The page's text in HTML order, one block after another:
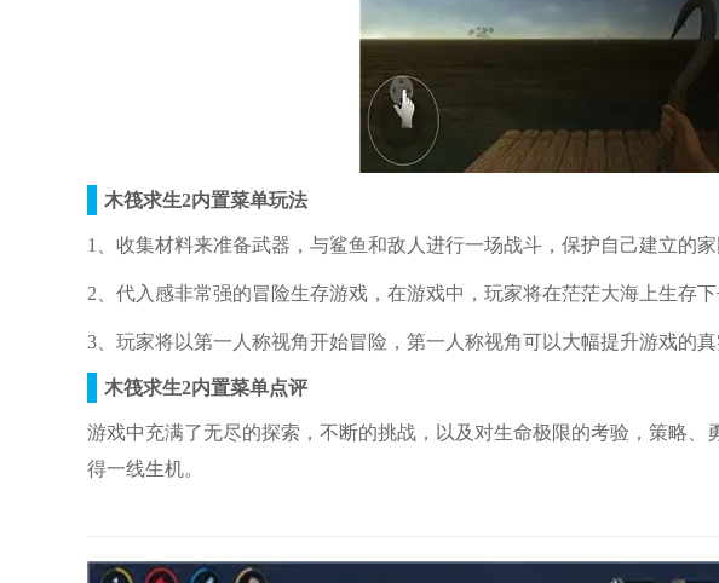
木筏求生2内置菜单玩法
1、收集材料来准备武器，与鲨鱼和敌人进行一场战斗，保护自己建立的家
2、代入感非常强的冒险生存游戏，在游戏中，玩家将在茫茫大海上生存下
3、玩家将以第一人称视角开始冒险，第一人称视角可以大幅提升游戏的真
木筏求生2内置菜单点评
游戏中充满了无尽的探索，不断的挑战，以及对生命极限的考验，策略
得一线生机。